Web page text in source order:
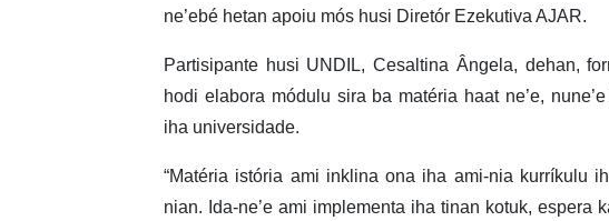
ne’ebé hetan apoiu mós husi Diretór Ezekutiva AJAR.
Partisipante husi UNDIL, Cesaltina Ângela, dehan,
hodi elabora módulu sira ba matéria haat ne’e,
iha universidade.
“Matéria istória ami inklina ona iha ami-nia kurríkulu
nian. Ida-ne’e ami implementa iha tinan kotuk, espera